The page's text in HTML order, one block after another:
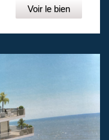
Voir le bien